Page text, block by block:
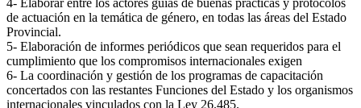
4- Elaborar entre los actores guías de buenas prácticas y protocolos
de actuación en la temática de género, en todas las áreas del Estado
Provincial.
5- Elaboración de informes periódicos que sean requeridos para el
cumplimiento que los compromisos internacionales exigen
6- La coordinación y gestión de los programas de capacitación
concertados con las restantes Funciones del Estado y los organismos
internacionales vinculados con la Ley 26.485.